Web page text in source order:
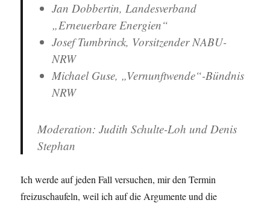
Jan Dobbertin, Landesverband
„Erneuerbare Energien“
Josef Tumbrinck, Vorsitzender NABU-
NRW
Michael Guse, „Vernunftwende“-Bündnis
NRW
Moderation: Judith Schulte-Loh und Denis
Stephan
Ich werde auf jeden Fall versuchen, mir den Termin
freizuschaufeln, weil ich auf die Argumente und die